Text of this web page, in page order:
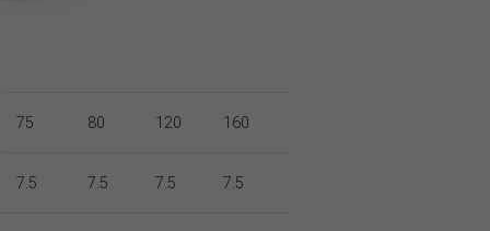
75 80 120 160
7.5 7.5 7.5 7.5